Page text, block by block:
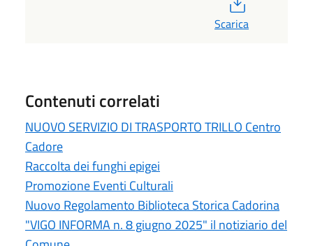
Scarica
Contenuti correlati
NUOVO SERVIZIO DI TRASPORTO TRILLO Centro
Cadore
Raccolta dei funghi epigei
Promozione Eventi Culturali
Nuovo Regolamento Biblioteca Storica Cadorina
"VIGO INFORMA n. 8 giugno 2025" il notiziario del